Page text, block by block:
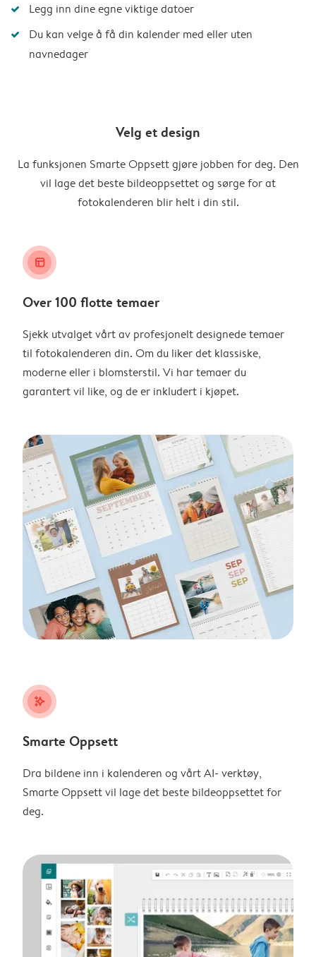
Legg inn dine egne viktige datoer
Du kan velge å få din kalender med eller uten
navnedager
Velg et design
La funksjonen Smarte Oppsett gjøre jobben for deg. Den
vil lage det beste bildeoppsettet og sørge for at
fotokalenderen blir helt i din stil.
layout_alt
Over 100 flotte temaer
Sjekk utvalget vårt av profesjonelt designede temaer
til fotokalenderen din. Om du liker det klassiske,
moderne eller i blomsterstil. Vi har temaer du
garantert vil like, og de er inkludert i kjøpet.
stars_plus
Smarte Oppsett
Dra bildene inn i kalenderen og vårt AI- verktøy,
Smarte Oppsett vil lage det beste bildeoppsettet for
deg.